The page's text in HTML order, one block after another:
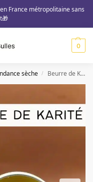
France métropolitaine sans
0
sèche / Beurre de Karité Brut “Premium” Bio-équitable | 50g